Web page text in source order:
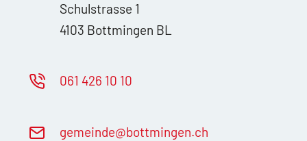
Schulstrasse 1
4103 Bottmingen BL
061 426 10 10
g m nd b ttm ng n ch